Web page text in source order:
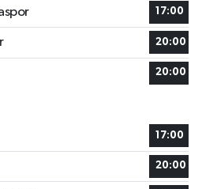
17:00
20:00
20:00
17:00
20:00